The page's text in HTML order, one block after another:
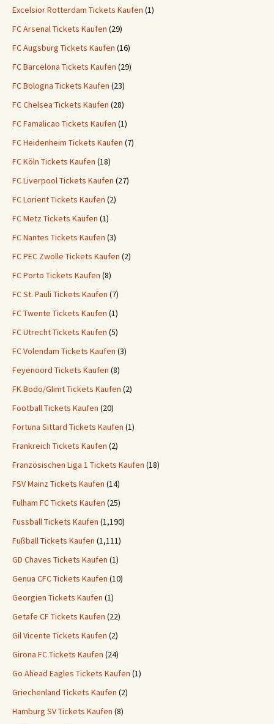
Excelsior Rotterdam Tickets Kaufen (1)
FC Arsenal Tickets Kaufen (29)
FC Augsburg Tickets Kaufen (16)
FC Barcelona Tickets Kaufen (29)
FC Bologna Tickets Kaufen (23)
FC Chelsea Tickets Kaufen (28)
FC Famalicao Tickets Kaufen (1)
FC Heidenheim Tickets Kaufen (7)
FC Köln Tickets Kaufen (18)
FC Liverpool Tickets Kaufen (27)
FC Lorient Tickets Kaufen (2)
FC Metz Tickets Kaufen (1)
FC Nantes Tickets Kaufen (3)
FC PEC Zwolle Tickets Kaufen (2)
FC Porto Tickets Kaufen (8)
FC St. Pauli Tickets Kaufen (7)
FC Twente Tickets Kaufen (1)
FC Utrecht Tickets Kaufen (5)
FC Volendam Tickets Kaufen (3)
Feyenoord Tickets Kaufen (8)
FK Bodo/Glimt Tickets Kaufen (2)
Football Tickets Kaufen (20)
Fortuna Sittard Tickets Kaufen (1)
Frankreich Tickets Kaufen (2)
Französischen Liga 1 Tickets Kaufen (18)
FSV Mainz Tickets Kaufen (14)
Fulham FC Tickets Kaufen (25)
Fussball Tickets Kaufen (1,190)
Fußball Tickets Kaufen (1,111)
GD Chaves Tickets Kaufen (1)
Genua CFC Tickets Kaufen (10)
Georgien Tickets Kaufen (1)
Getafe CF Tickets Kaufen (22)
Gil Vicente Tickets Kaufen (2)
Girona FC Tickets Kaufen (24)
Go Ahead Eagles Tickets Kaufen (1)
Griechenland Tickets Kaufen (2)
Hamburg SV Tickets Kaufen (8)